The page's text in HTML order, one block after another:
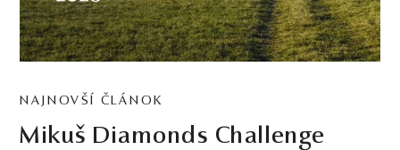
NAJNOVŠÍ ČLÁNOK
Mikuš Diamonds Challenge